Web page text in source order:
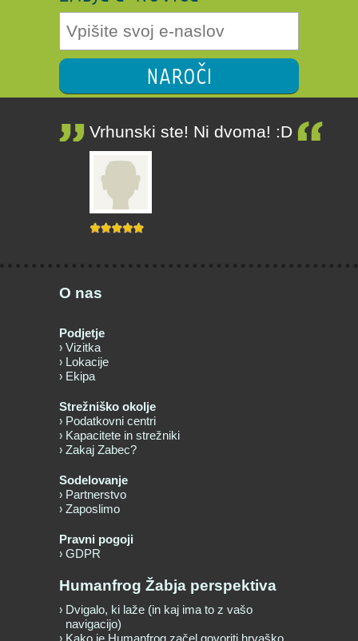
NAROČI
Vrhunski ste! Ni dvoma! :D
O nas
Podjetje
Vizitka
Lokacije
Ekipa
Strežniško okolje
Podatkovni centri
Kapacitete in strežniki
Zakaj Zabec?
Sodelovanje
Partnerstvo
Zaposlimo
Pravni pogoji
GDPR
Humanfrog Žabja perspektiva
Dvigalo, ki laže (in kaj ima to z vašo
navigacijo)
Kako je Humanfrog začel govoriti hrvaško,